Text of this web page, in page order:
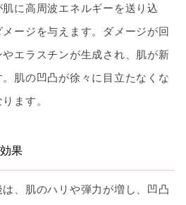
に高周波エネルギーを送り込
ージを与えます。ダメージが回
エラスチンが生成され、肌が新
肌の凹凸が徐々に目立たなくな
ます。
果
、肌のハリや弾力が増し、凹凸